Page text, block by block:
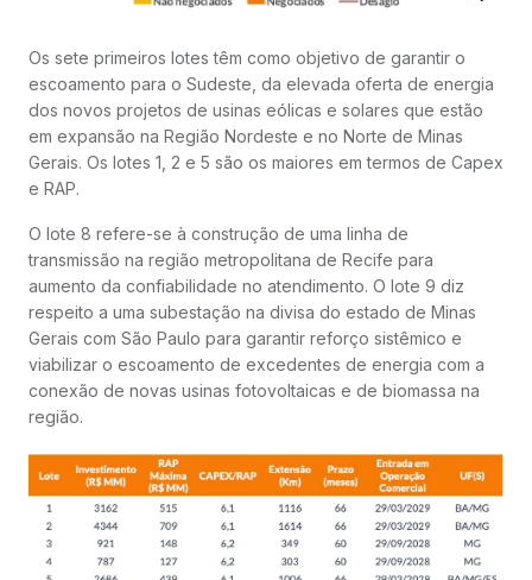
Os sete primeiros lotes têm como objetivo de garantir o
escoamento para o Sudeste, da elevada oferta de energia
dos novos projetos de usinas eólicas e solares que estão
em expansão na Região Nordeste e no Norte de Minas
Gerais. Os lotes 1, 2 e 5 são os maiores em termos de Capex
e RAP.
O lote 8 refere-se à construção de uma linha de
transmissão na região metropolitana de Recife para
aumento da confiabilidade no atendimento. O lote 9 diz
respeito a uma subestação na divisa do estado de Minas
Gerais com São Paulo para garantir reforço sistêmico e
viabilizar o escoamento de excedentes de energia com a
conexão de novas usinas fotovoltaicas e de biomassa na
região.